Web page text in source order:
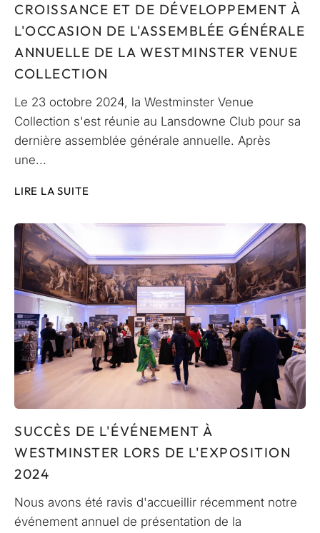
CROISSANCE ET DE DÉVELOPPEMENT À
L'OCCASION DE L'ASSEMBLÉE GÉNÉRALE
ANNUELLE DE LA WESTMINSTER VENUE
COLLECTION
Le 23 octobre 2024, la Westminster Venue
Collection s'est réunie au Lansdowne Club pour sa
dernière assemblée générale annuelle. Après
une...
LIRE LA SUITE
SUCCÈS DE L'ÉVÉNEMENT À
WESTMINSTER LORS DE L'EXPOSITION
2024
Nous avons été ravis d'accueillir récemment notre
événement annuel de présentation de la